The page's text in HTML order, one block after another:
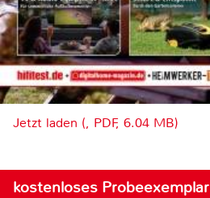
Jetzt laden (, PDF, 6.04 MB)
kostenloses Probeexemplar